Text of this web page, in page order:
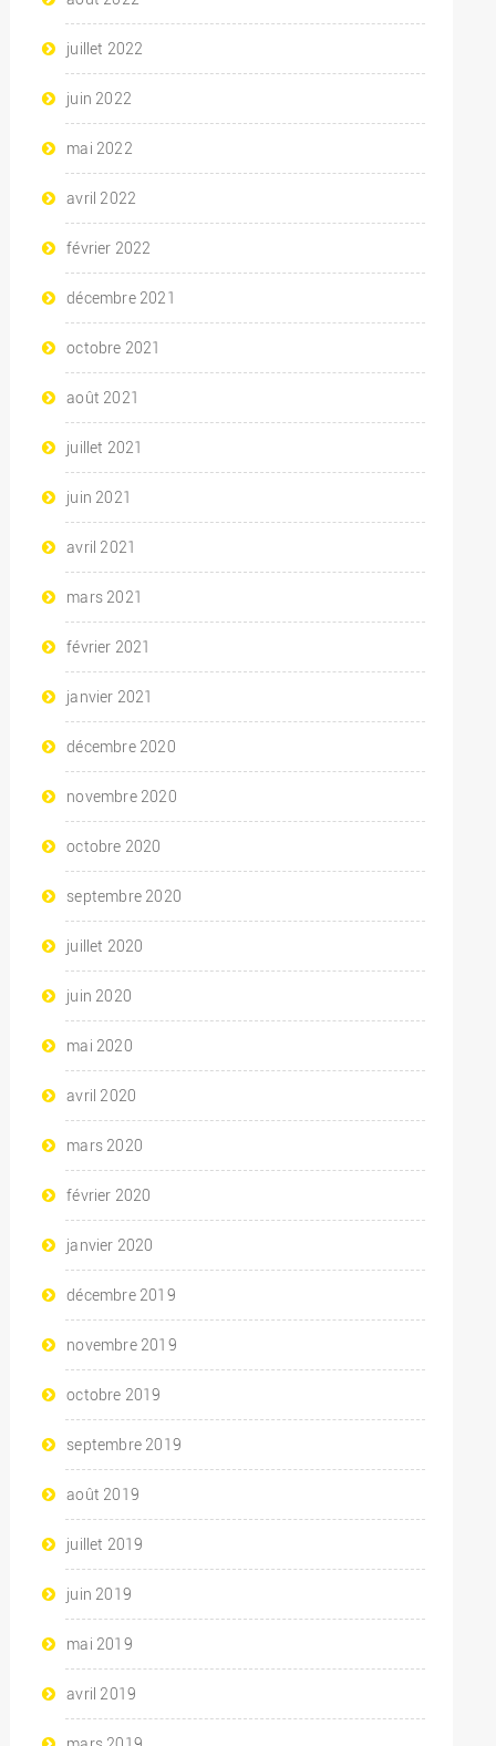
juillet 2022
juin 2022
mai 2022
avril 2022
février 2022
décembre 2021
octobre 2021
août 2021
juillet 2021
juin 2021
avril 2021
mars 2021
février 2021
janvier 2021
décembre 2020
novembre 2020
octobre 2020
septembre 2020
juillet 2020
juin 2020
mai 2020
avril 2020
mars 2020
février 2020
janvier 2020
décembre 2019
novembre 2019
octobre 2019
septembre 2019
août 2019
juillet 2019
juin 2019
mai 2019
avril 2019